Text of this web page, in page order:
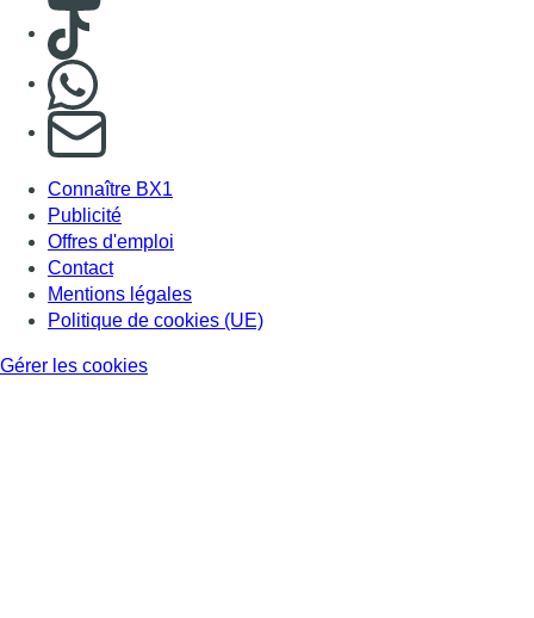
Consulter TikTok
S'abonner à notre newsletter
Connaître BX1
Publicité
Offres d'emploi
Contact
Mentions légales
Politique de cookies (UE)
Gérer les cookies